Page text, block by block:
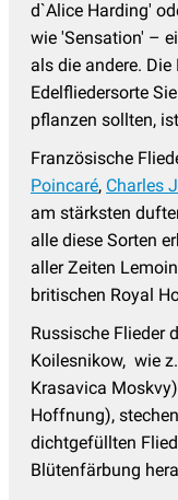
d`Alice Harding'
wie 'Sensation' –
als die andere.
Edelfliedersorte
pflanzen sollten,
Französische
Poincaré, Charles
am stärksten
alle diese Sorten
aller Zeiten
britischen Royal
Russische Flieder
Koilesnikow, wie
Krasavica
Hoffnung),
dichtgefüllten
Blütenfärbung